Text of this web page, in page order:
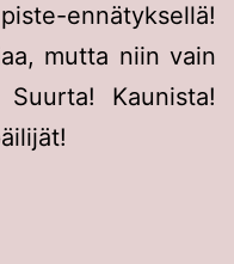
ennätyksellä!
mutta niin vain
Kaunista!